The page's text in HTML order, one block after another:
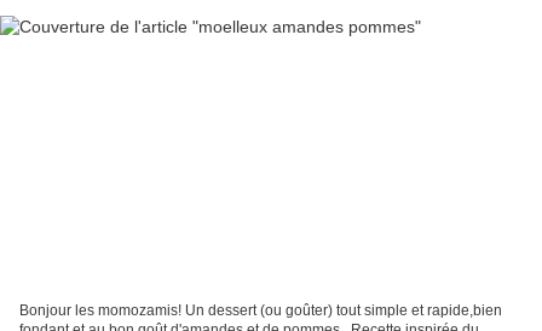
Bonjour les momozamis! Un dessert (ou goûter) tout simple et rapide,bien